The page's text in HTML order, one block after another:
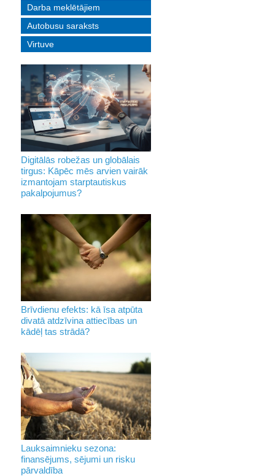
Darba meklētājiem
Autobusu saraksts
Virtuve
Digitālās robežas un globālais
tirgus: Kāpēc mēs arvien vairāk
izmantojam starptautiskus
pakalpojumus?
Brīvdienu efekts: kā īsa atpūta
divatā atdzīvina attiecības un
kādēļ tas strādā?
Lauksaimnieku sezona:
finansējums, sējumi un risku
pārvaldība